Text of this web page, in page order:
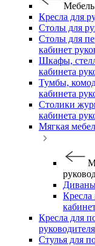
Мебель
Кресла для
Столы для
Столы для
кабинет
Шкафы,
кабинета
Тумбы,
кабинета
Столики
кабинета
Мягкая
Кресла
Кресла для
руководителя
Стулья для